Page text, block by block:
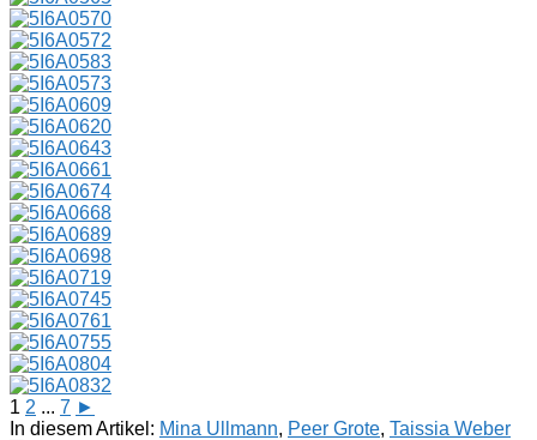
1 2 ... 7 ►
In diesem Artikel: Mina Ullmann, Peer Grote, Taissia Weber